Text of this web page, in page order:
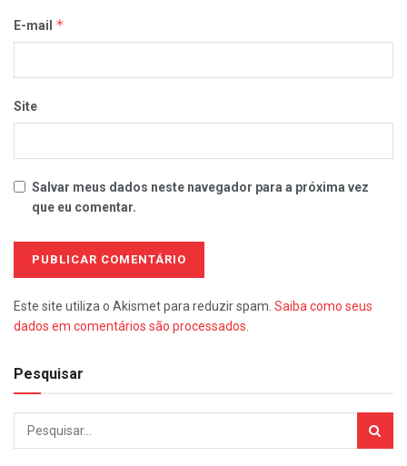
E-mail *
Site
Salvar meus dados neste navegador para a próxima vez
que eu comentar.
Este site utiliza o Akismet para reduzir spam. Saiba como seus
dados em comentários são processados
Pesquisar